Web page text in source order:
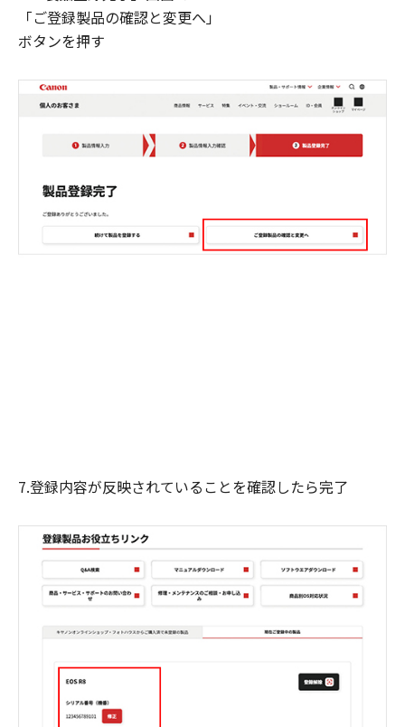
「ご登録製品の確認と変更へ」
ボタンを押す
7.登録内容が反映されていることを確認したら完了